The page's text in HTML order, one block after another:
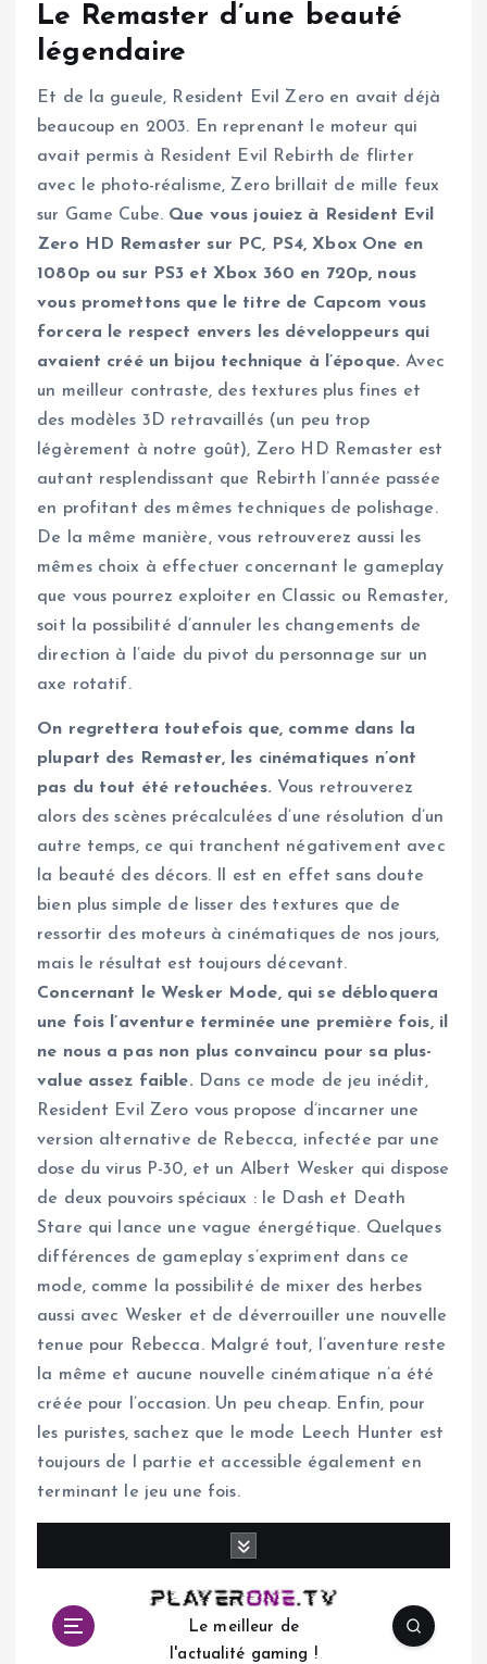
Le Remaster d’une beauté
légendaire
Et de la gueule, Resident Evil Zero en avait déjà
beaucoup en 2003. En reprenant le moteur qui
avait permis à Resident Evil Rebirth de flirter
avec le photo-réalisme, Zero brillait de mille feux
sur Game Cube. Que vous jouiez à Resident Evil
Zero HD Remaster sur PC, PS4, Xbox One en
1080p ou sur PS3 et Xbox 360 en 720p, nous
vous promettons que le titre de Capcom vous
forcera le respect envers les développeurs qui
avaient créé un bijou technique à l’époque. Avec
un meilleur contraste, des textures plus fines et
des modèles 3D retravaillés (un peu trop
légèrement à notre goût), Zero HD Remaster est
autant resplendissant que Rebirth l’année passée
en profitant des mêmes techniques de polishage.
De la même manière, vous retrouverez aussi les
mêmes choix à effectuer concernant le gameplay
que vous pourrez exploiter en Classic ou Remaster,
soit la possibilité d’annuler les changements de
direction à l’aide du pivot du personnage sur un
axe rotatif.
On regrettera toutefois que, comme dans la
plupart des Remaster, les cinématiques n’ont
pas du tout été retouchées. Vous retrouverez
alors des scènes précalculées d’une résolution d’un
autre temps, ce qui tranchent négativement avec
la beauté des décors. Il est en effet sans doute
bien plus simple de lisser des textures que de
ressortir des moteurs à cinématiques de nos jours,
mais le résultat est toujours décevant.
Concernant le Wesker Mode, qui se débloquera
une fois l’aventure terminée une première fois, il
ne nous a pas non plus convaincu pour sa plus-
value assez faible. Dans ce mode de jeu inédit,
Resident Evil Zero vous propose d’incarner une
version alternative de Rebecca, infectée par une
dose du virus P-30, et un Albert Wesker qui dispose
de deux pouvoirs spéciaux : le Dash et Death
Stare qui lance une vague énergétique. Quelques
différences de gameplay s’expriment dans ce
mode, comme la possibilité de mixer des herbes
aussi avec Wesker et de déverrouiller une nouvelle
tenue pour Rebecca. Malgré tout, l’aventure reste
la même et aucune nouvelle cinématique n’a été
créée pour l’occasion. Un peu cheap. Enfin, pour
les puristes, sachez que le mode Leech Hunter est
toujours de l partie et accessible également en
terminant le jeu une fois.